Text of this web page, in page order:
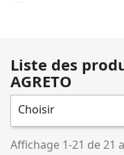
Liste des
AGRETO
Choisir
Affichage 1-21 de 21